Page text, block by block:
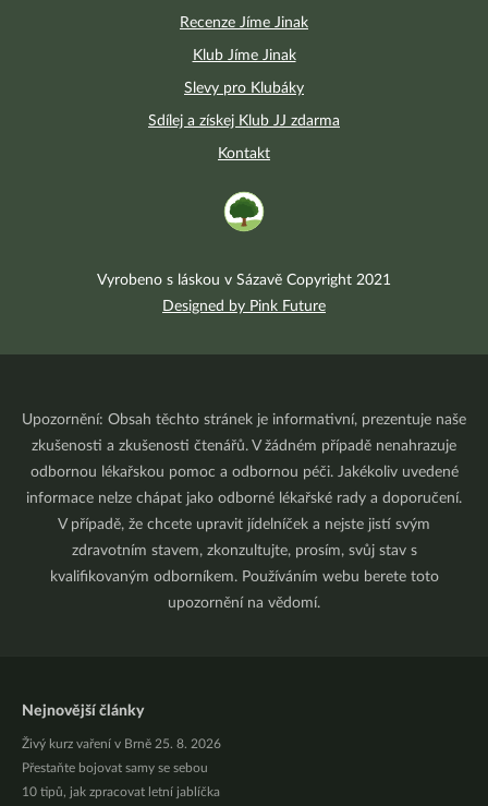
Recenze Jíme Jinak
Klub Jíme Jinak
Slevy pro Klubáky
Sdílej a získej Klub JJ zdarma
Kontakt
Vyrobeno s láskou v Sázavě Copyright 2021
Designed by Pink Future
Upozornění: Obsah těchto stránek je informativní, prezentuje naše
zkušenosti a zkušenosti čtenářů. V žádném případě nenahrazuje
odbornou lékařskou pomoc a odbornou péči. Jakékoliv uvedené
informace nelze chápat jako odborné lékařské rady a doporučení.
V případě, že chcete upravit jídelníček a nejste jistí svým
zdravotním stavem, zkonzultujte, prosím, svůj stav s
kvalifikovaným odborníkem. Používáním webu berete toto
upozornění na vědomí.
Nejnovější články
Živý kurz vaření v Brně 25. 8. 2026
Přestaňte bojovat samy se sebou
10 tipů, jak zpracovat letní jablíčka